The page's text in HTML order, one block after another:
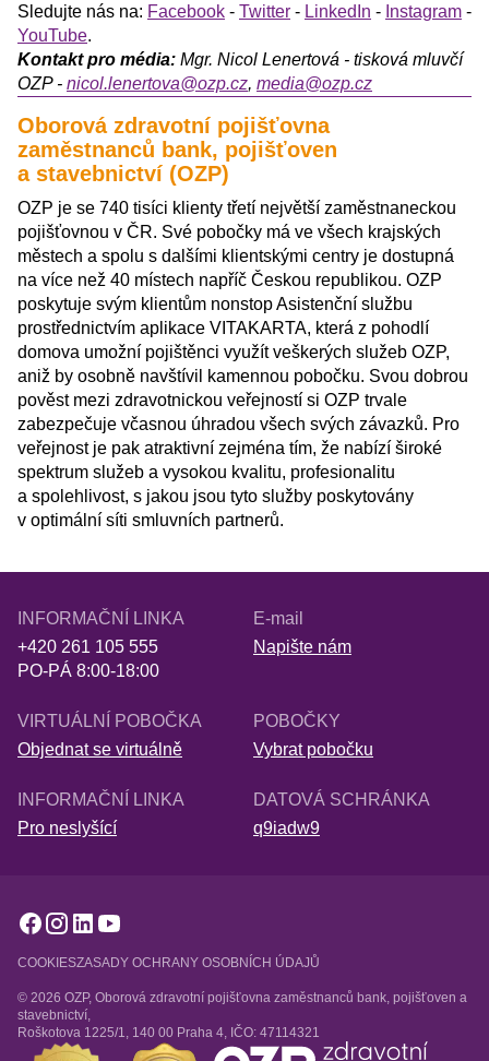
Sledujte nás na: Facebook - Twitter - LinkedIn - Instagram -
YouTube.
Kontakt pro média: Mgr. Nicol Lenertová - tisková mluvčí
OZP - nicol.lenertova@ozp.cz, media@ozp.cz
Oborová zdravotní pojišťovna
zaměstnanců bank, pojišťoven
a stavebnictví (OZP)
OZP je se 740 tisíci klienty třetí největší zaměstnaneckou
pojišťovnou v ČR. Své pobočky má ve všech krajských
městech a spolu s dalšími klientskými centry je dostupná
na více než 40 místech napříč Českou republikou. OZP
poskytuje svým klientům nonstop Asistenční službu
prostřednictvím aplikace VITAKARTA, která z pohodlí
domova umožní pojištěnci využít veškerých služeb OZP,
aniž by osobně navštívil kamennou pobočku. Svou dobrou
pověst mezi zdravotnickou veřejností si OZP trvale
zabezpečuje včasnou úhradou všech svých závazků. Pro
veřejnost je pak atraktivní zejména tím, že nabízí široké
spektrum služeb a vysokou kvalitu, profesionalitu
a spolehlivost, s jakou jsou tyto služby poskytovány
v optimální síti smluvních partnerů.
INFORMAČNÍ LINKA
+420 261 105 555
PO-PÁ 8:00-18:00
E-mail
Napište nám
VIRTUÁLNÍ POBOČKA
Objednat se virtuálně
POBOČKY
Vybrat pobočku
INFORMAČNÍ LINKA
Pro neslyšící
DATOVÁ SCHRÁNKA
q9iadw9
COOKIESZASADY OCHRANY OSOBNÍCH ÚDAJŮ
© 2026 OZP, Oborová zdravotní pojišťovna zaměstnanců bank, pojišťoven a
stavebnictví,
Roškotova 1225/1, 140 00 Praha 4, IČO: 47114321